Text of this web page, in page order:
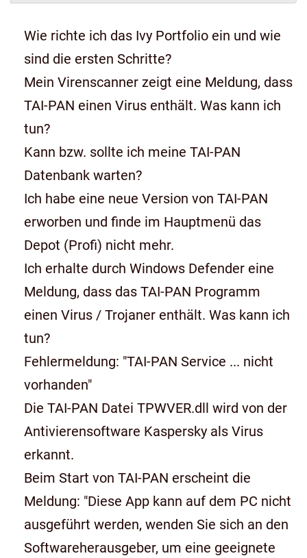
Wie richte ich das Ivy Portfolio ein und wie
sind die ersten Schritte?
Mein Virenscanner zeigt eine Meldung, dass
TAI-PAN einen Virus enthält. Was kann ich
tun?
Kann bzw. sollte ich meine TAI-PAN
Datenbank warten?
Ich habe eine neue Version von TAI-PAN
erworben und finde im Hauptmenü das
Depot (Profi) nicht mehr.
Ich erhalte durch Windows Defender eine
Meldung, dass das TAI-PAN Programm
einen Virus / Trojaner enthält. Was kann ich
tun?
Fehlermeldung: "TAI-PAN Service ... nicht
vorhanden"
Die TAI-PAN Datei TPWVER.dll wird von der
Antivierensoftware Kaspersky als Virus
erkannt.
Beim Start von TAI-PAN erscheint die
Meldung: "Diese App kann auf dem PC nicht
ausgeführt werden, wenden Sie sich an den
Softwareherausgeber, um eine geeignete